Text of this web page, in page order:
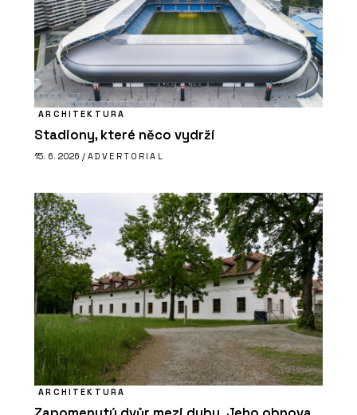
ARCHITEKTURA
Stadiony, které něco vydrží
15. 6. 2026 / ADVERTORIAL
ARCHITEKTURA